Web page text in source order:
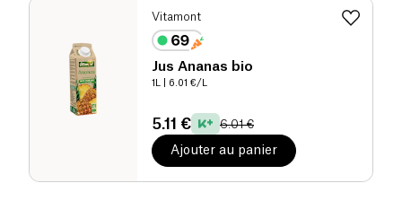
Vitamont
Jus Ananas bio
1L | 6.01 €/L
5.11 € 6.01 €
Ajouter au panier